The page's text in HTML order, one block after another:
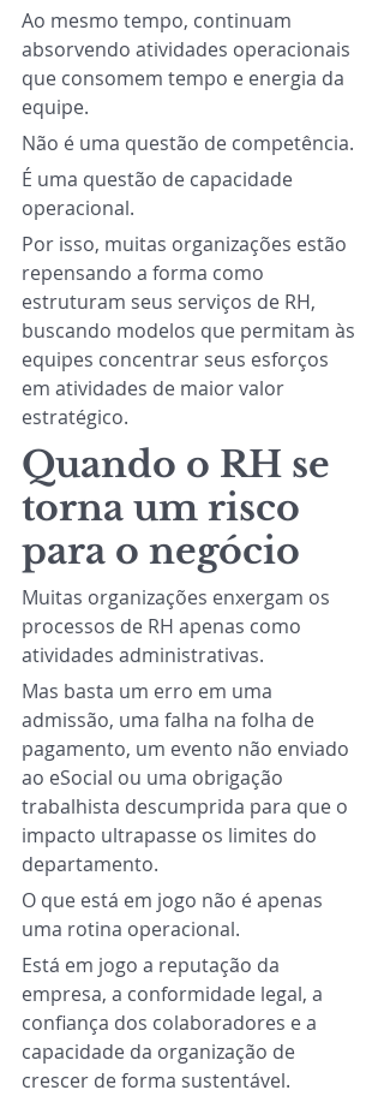
Ao mesmo tempo, continuam
absorvendo atividades operacionais
que consomem tempo e energia da
equipe.
Não é uma questão de competência.
É uma questão de capacidade
operacional.
Por isso, muitas organizações estão
repensando a forma como
estruturam seus serviços de RH,
buscando modelos que permitam às
equipes concentrar seus esforços
em atividades de maior valor
estratégico.
Quando o RH se
torna um risco
para o negócio
Muitas organizações enxergam os
processos de RH apenas como
atividades administrativas.
Mas basta um erro em uma
admissão, uma falha na folha de
pagamento, um evento não enviado
ao eSocial ou uma obrigação
trabalhista descumprida para que o
impacto ultrapasse os limites do
departamento.
O que está em jogo não é apenas
uma rotina operacional.
Está em jogo a reputação da
empresa, a conformidade legal, a
confiança dos colaboradores e a
capacidade da organização de
crescer de forma sustentável.